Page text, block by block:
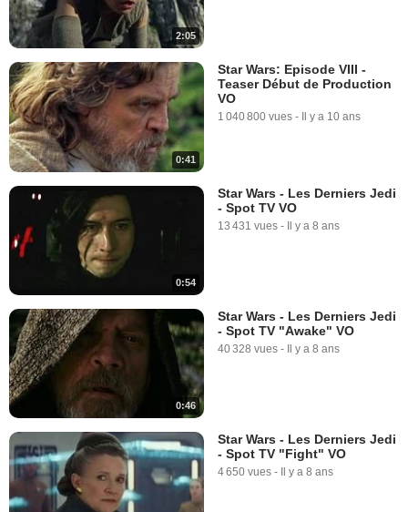
2:05
0:41
Star Wars: Episode VIII -
Teaser Début de Production
VO
1 040 800 vues - Il y a 10 ans
0:54
Star Wars - Les Derniers Jedi
- Spot TV VO
13 431 vues - Il y a 8 ans
0:46
Star Wars - Les Derniers Jedi
- Spot TV "Awake" VO
40 328 vues - Il y a 8 ans
Star Wars - Les Derniers Jedi
- Spot TV "Fight" VO
4 650 vues - Il y a 8 ans